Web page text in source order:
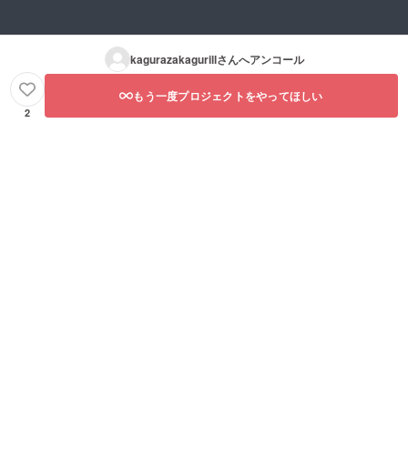
kagurazakagurillさんへアンコール
2
もう一度プロジェクトをやってほしい